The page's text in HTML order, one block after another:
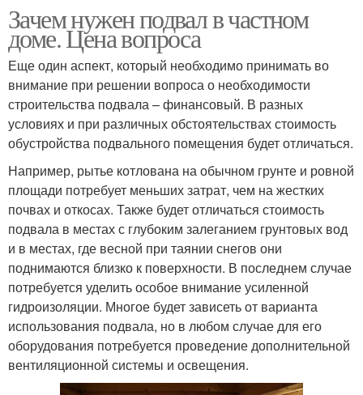
Зачем нужен подвал в частном
доме. Цена вопроса
Еще один аспект, который необходимо принимать во
внимание при решении вопроса о необходимости
строительства подвала – финансовый. В разных
условиях и при различных обстоятельствах стоимость
обустройства подвального помещения будет отличаться.
Например, рытье котлована на обычном грунте и ровной
площади потребует меньших затрат, чем на жестких
почвах и откосах. Также будет отличаться стоимость
подвала в местах с глубоким залеганием грунтовых вод
и в местах, где весной при таянии снегов они
поднимаются близко к поверхности. В последнем случае
потребуется уделить особое внимание усиленной
гидроизоляции. Многое будет зависеть от варианта
использования подвала, но в любом случае для его
оборудования потребуется проведение дополнительной
вентиляционной системы и освещения.